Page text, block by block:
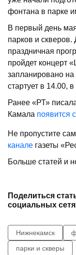
фонтана в парке
В первый день
парков и скверов.
праздничная
пройдет концерт
запланировано
стартует в 14.00,
Ранее «РТ»
Камала появится
Не пропустите
канале газеты
Больше статей и
Поделиться
социальных
Нижнекамск
парки и скверы